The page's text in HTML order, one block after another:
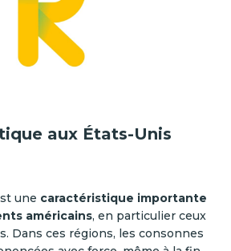
aux États-Unis
une caractéristique importante
américains, en particulier ceux
Dans ces régions, les consonnes